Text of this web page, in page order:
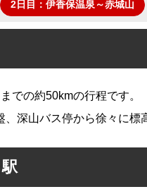
2日目：伊香保温泉～赤城山
での約50kmの行程です。
深山バス停から徐々に